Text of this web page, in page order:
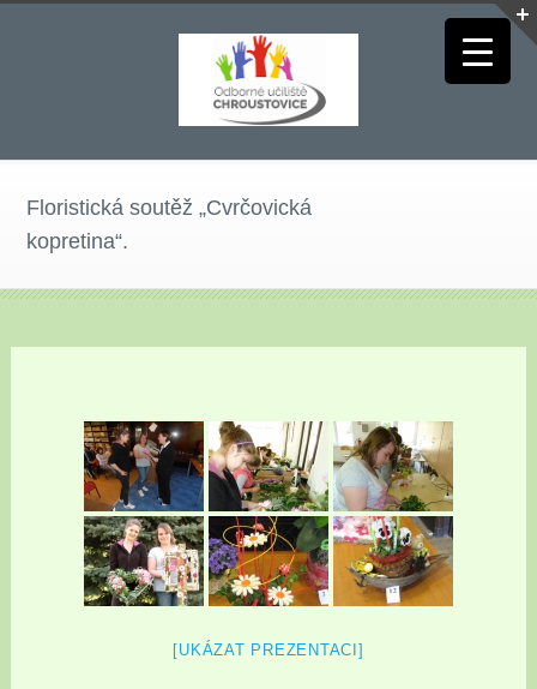
Floristická soutěž „Cvrčovická
kopretina“.
[UKÁZAT PREZENTACI]